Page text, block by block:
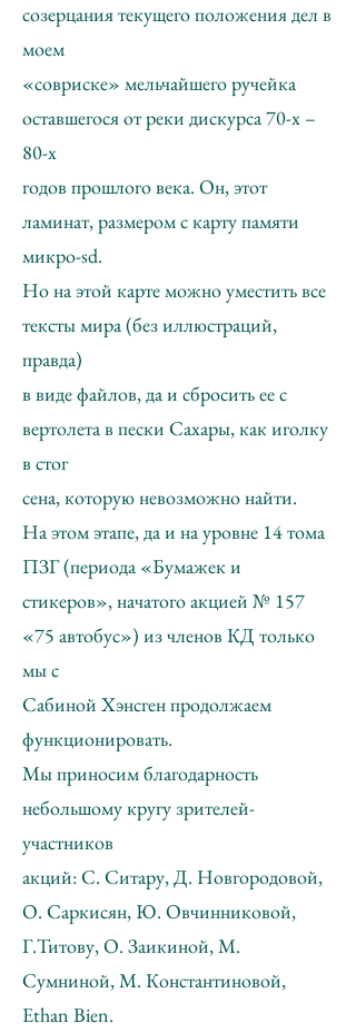
созерцания текущего положения дел в
моем
«совриске» мельчайшего ручейка
оставшегося от реки дискурса 70-х –
80-х
годов прошлого века. Он, этот
ламинат, размером с карту памяти
микро-sd.
Но на этой карте можно уместить все
тексты мира (без иллюстраций,
правда)
в виде файлов, да и сбросить ее с
вертолета в пески Сахары, как иголку
в стог
сена, которую невозможно найти.
На этом этапе, да и на уровне 14 тома
ПЗГ (периода «Бумажек и
стикеров», начатого акцией № 157
«75 автобус») из членов КД только
мы с
Сабиной Хэнсген продолжаем
функционировать.
Мы приносим благодарность
небольшому кругу зрителей-
участников
акций: С. Ситару, Д. Новгородовой,
О. Саркисян, Ю. Овчинниковой,
Г.Титову, О. Заикиной, М.
Сумниной, М. Константиновой,
Ethan Bien.